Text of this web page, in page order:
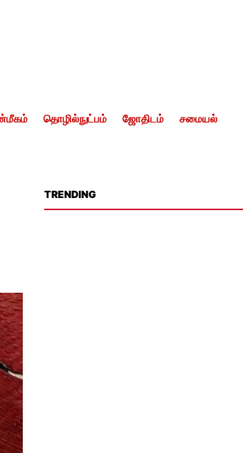
தொழில்நுட்பம் ஜோதிடம் சமையல்
TRENDING